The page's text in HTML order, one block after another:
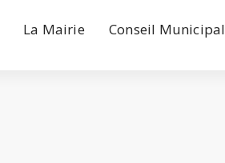
La Mairie Conseil Municipal